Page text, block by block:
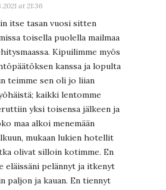
at 21:36
itse tasan vuosi sitten
toisella puolella mailmaa
Kipuilimme myös
kanssa ja lopulta
teimme sen oli jo liian
kaikki lentomme
yksi toisensa jälkeen ja
maa alkoi menemään
mukaan lukien hotellit
olivat silloin kotimme. En
eläissäni pelännyt ja itkenyt
paljon ja kauan. En tiennyt